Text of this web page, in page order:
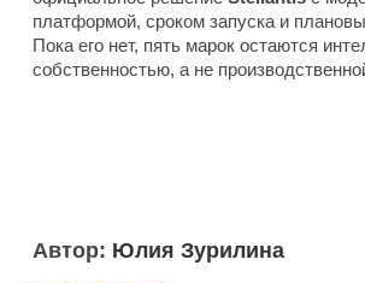
платформой, сроком запуска и
Пока его нет, пять марок остаются
собственностью, а не
Автор: Юлия Зурилина